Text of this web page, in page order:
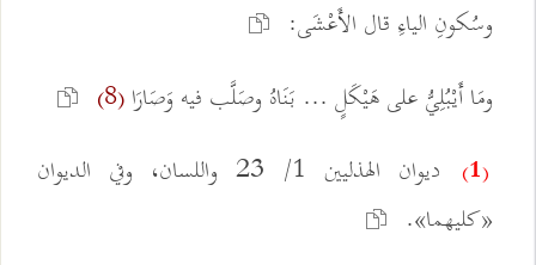
وسُكونِ الياءِ قال الأَعْشَى:
ومَا أَيْبُلِيُّ على هَيْكَلٍ ... بَنَاهُ وصَلَّب فيه وَصَارَا(8)
(1)
ديوان الهذليين 1/ 23 واللسان، وفي الديوان
«كليهما».